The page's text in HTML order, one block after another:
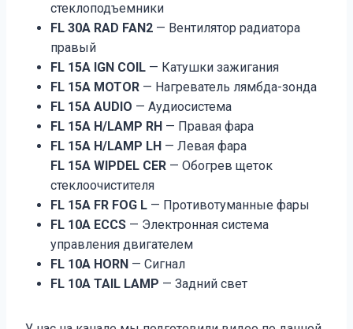
стеклоподъемники
FL 30A RAD FAN2 — Вентилятор радиатора
правый
FL 15A IGN COIL — Катушки зажигания
FL 15A MOTOR — Нагреватель лямбда-зонда
FL 15A AUDIO — Aудиосистема
FL 15A H/LAMP RH — Правая фара
FL 15A H/LAMP LH — Левая фара
FL 15A WIPDEL CER — Обогрев щеток
стеклоочистителя
FL 15A FR FOG L — Противотуманные фары
FL 10A ECCS — Электронная система
управления двигателем
FL 10A HORN — Сигнал
FL 10A TAIL LAMP — Задний свет